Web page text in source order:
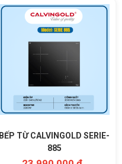
BẾP TỪ CALVINGOLD SERIE-
885